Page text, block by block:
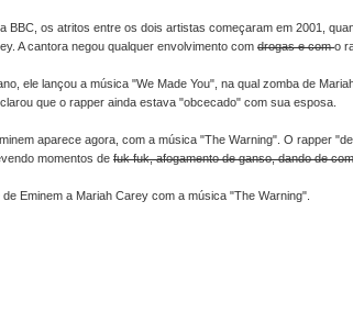
BBC, os atritos entre os dois artistas começaram em 2001,
A cantora negou qualquer envolvimento com drogas e como
ele lançou a música "We Made You", na qual zomba de
que o rapper ainda estava "obcecado" com sua esposa.
aparece agora, com a música "The Warning". O rapper
momentos de fuk fuk, afogamento de ganso, dando de
Eminem a Mariah Carey com a música "The Warning".